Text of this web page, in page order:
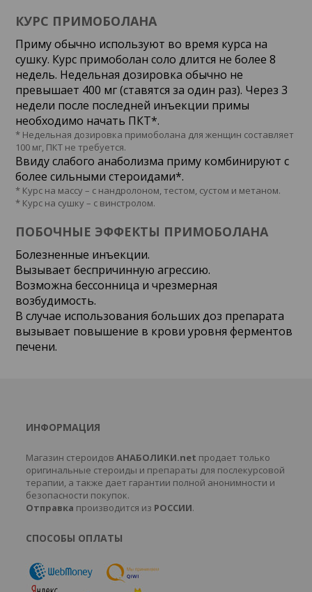
КУРС ПРИМОБОЛАНА
Приму обычно используют во время курса на
сушку. Курс примоболан соло длится не более 8
недель. Недельная дозировка обычно не
превышает 400 мг (ставятся за один раз). Через 3
недели после последней инъекции примы
необходимо начать ПКТ*.
* Недельная дозировка примоболана для женщин составляет
100 мг, ПКТ не требуется.
Ввиду слабого анаболизма приму комбинируют с
более сильными стероидами*.
* Курс на массу – с нандролоном, тестом, сустом и метаном.
* Курс на сушку – с винстролом.
ПОБОЧНЫЕ ЭФФЕКТЫ ПРИМОБОЛАНА
Болезненные инъекции.
Вызывает беспричинную агрессию.
Возможна бессонница и чрезмерная
возбудимость.
В случае использования больших доз препарата
вызывает повышение в крови уровня ферментов
печени.
ИНФОРМАЦИЯ
Магазин стероидовАНАБОЛИКИ.net продает только
оригинальные стероиды и препараты для послекурсовой
терапии, а также дает гарантии полной анонимности и
безопасности покупок.
Отправка производится из РОССИИ.
СПОСОБЫ ОПЛАТЫ